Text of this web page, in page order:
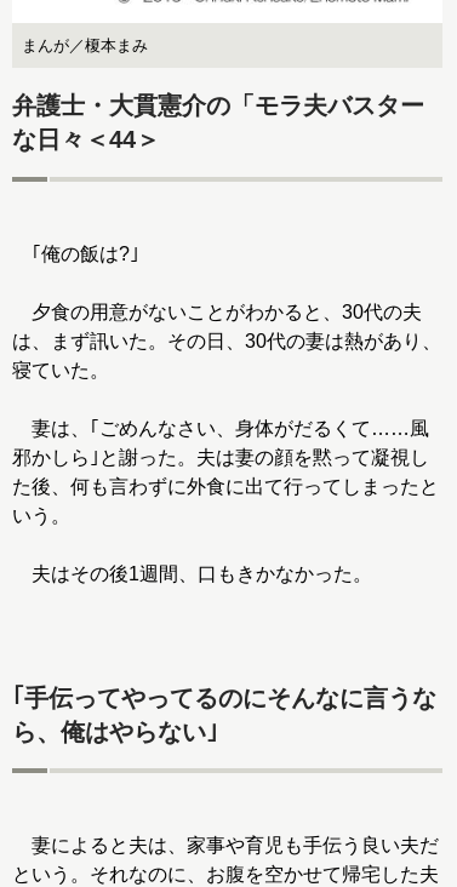
まんが／榎本まみ
弁護士・大貫憲介の「モラ夫バスター
な日々＜44＞
｢俺の飯は?｣
夕食の用意がないことがわかると、30代の夫
は、まず訊いた。その日、30代の妻は熱があり、
寝ていた。
妻は、｢ごめんなさい、身体がだるくて……風
邪かしら｣と謝った。夫は妻の顔を黙って凝視し
た後、何も言わずに外食に出て行ってしまったと
いう。
夫はその後1週間、口もきかなかった。
｢手伝ってやってるのにそんなに言うな
ら、俺はやらない｣
妻によると夫は、家事や育児も手伝う良い夫だ
という。それなのに、お腹を空かせて帰宅した夫